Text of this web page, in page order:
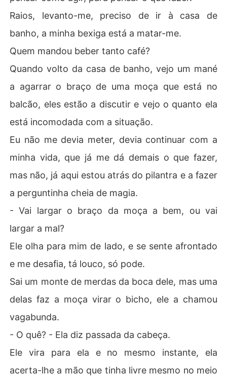
Raios, levanto-me, preciso de ir à casa de
banho, a minha bexiga está a matar-me.
Quem mandou beber tanto café?
Quando volto da casa de banho, vejo um mané
a agarrar o braço de uma moça que está no
balcão, eles estão a discutir e vejo o quanto ela
está incomodada com a situação.
Eu não me devia meter, devia continuar com a
minha vida, que já me dá demais o que fazer,
mas não, já aqui estou atrás do pilantra e a fazer
a perguntinha cheia de magia.
- Vai largar o braço da moça a bem, ou vai
largar a mal?
Ele olha para mim de lado, e se sente afrontado
e me desafia, tá louco, só pode.
Sai um monte de merdas da boca dele, mas uma
delas faz a moça virar o bicho, ele a chamou
vagabunda.
- O quê? - Ela diz passada da cabeça.
Ele vira para ela e no mesmo instante, ela
acerta-lhe a mão que tinha livre mesmo no meio